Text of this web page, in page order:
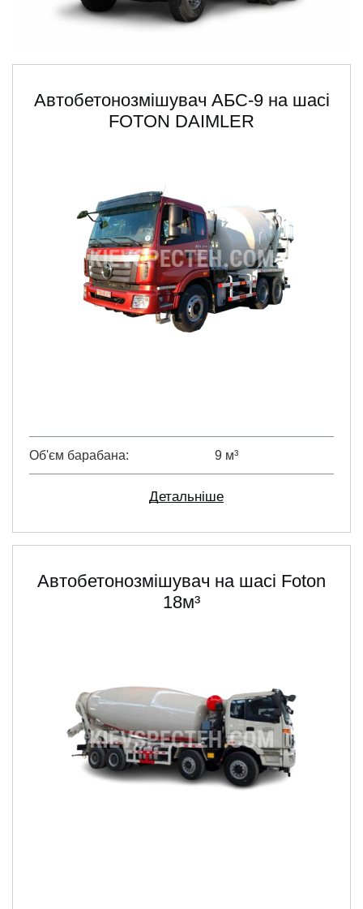
Автобетонозмішувач АБС-9 на шасі
FOTON DAIMLER
Об'єм барабана 9 м³
Детальніше
Автобетонозмішувач на шасі Foton
18м³